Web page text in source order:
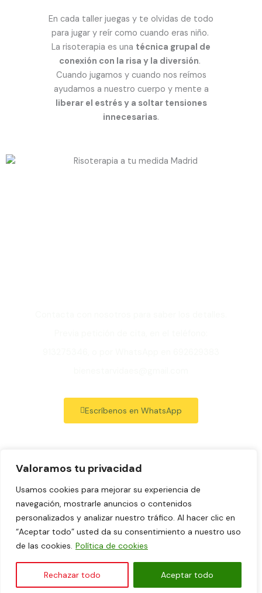
Valoramos tu privacidad
Usamos cookies para mejorar su experiencia de
navegación, mostrarle anuncios o contenidos
personalizados y analizar nuestro tráfico. Al hacer clic en
“Aceptar todo” usted da su consentimiento a nuestro uso
de las cookies. Política de cookies
Rechazar todo Aceptar todo
En cada taller juegas y te olvidas de todo
para jugar y reír como cuando eras niño.
La risoterapia es una técnica grupal de
conexión con la risa y la diversión.
Cuando jugamos y cuando nos reímos
ayudamos a nuestro cuerpo y mente a
liberar el estrés y a soltar tensiones
innecesarias.
Escríbenos en WhatsApp
Aviso legal
Política de Privacidad
Política de cookies
Términos y Condiciones de Venta y Contratación